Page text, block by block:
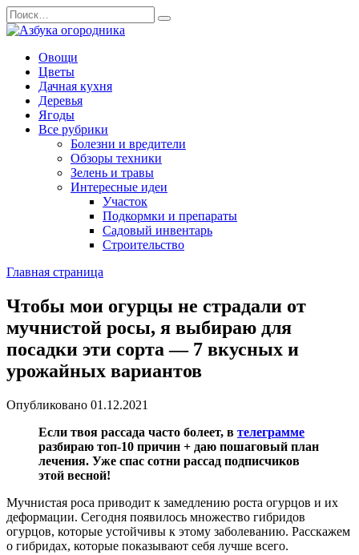
Перейти
к
содержанию
Search
for:
Овощи
Цветы
Дачная кухня
Деревья
Ягоды
Все рубрики
Болезни и вредители
Обзоры техники
Зелень и травы
Интересные идеи
Участок
Подкормки и препараты
Садовый инвентарь
Строительство
Главная страница
Чтобы мои огурцы не страдали от
мучнистой росы, я выбираю для
посадки эти сорта — 7 вкусных и
урожайных вариантов
Опубликовано 01.12.2021
Если твоя рассада часто болеет, в телеграмме
разбираю топ-10 причин + даю пошаговый план
лечения. Уже спас сотни рассад подписчиков
этой весной!
Мучнистая роса приводит к замедлению роста огурцов и их
деформации. Сегодня появилось множество гибридов
огурцов, которые устойчивы к этому заболеванию. Расскажем
о гибридах, которые показывают себя лучше всего.